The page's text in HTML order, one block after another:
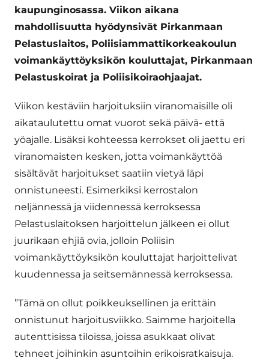
kaupunginosassa. Viikon aikana
mahdollisuutta hyödynsivät Pirkanmaan
Pelastuslaitos, Poliisiammattikorkeakoulun
voimankäyttöyksikön kouluttajat, Pirkanmaan
Pelastuskoirat ja Poliisikoiraohjaajat.
Viikon kestäviin harjoituksiin viranomaisille oli
aikataulutettu omat vuorot sekä päivä- että
yöajalle. Lisäksi kohteessa kerrokset oli jaettu eri
viranomaisten kesken, jotta voimankäyttöä
sisältävät harjoitukset saatiin vietyä läpi
onnistuneesti. Esimerkiksi kerrostalon
neljännessä ja viidennessä kerroksessa
Pelastuslaitoksen harjoittelun jälkeen ei ollut
juurikaan ehjiä ovia, jolloin Poliisin
voimankäyttöyksikön kouluttajat harjoittelivat
kuudennessa ja seitsemännessä kerroksessa.
”Tämä on ollut poikkeuksellinen ja erittäin
onnistunut harjoitusviikko. Saimme harjoitella
autenttisissa tiloissa, joissa asukkaat olivat
tehneet joihinkin asuntoihin erikoisratkaisuja.